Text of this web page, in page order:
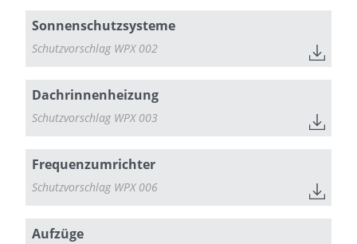
Sonnenschutzsysteme
Schutzvorschlag WPX 002
Dachrinnenheizung
Schutzvorschlag WPX 003
Frequenzumrichter
Schutzvorschlag WPX 006
Aufzüge